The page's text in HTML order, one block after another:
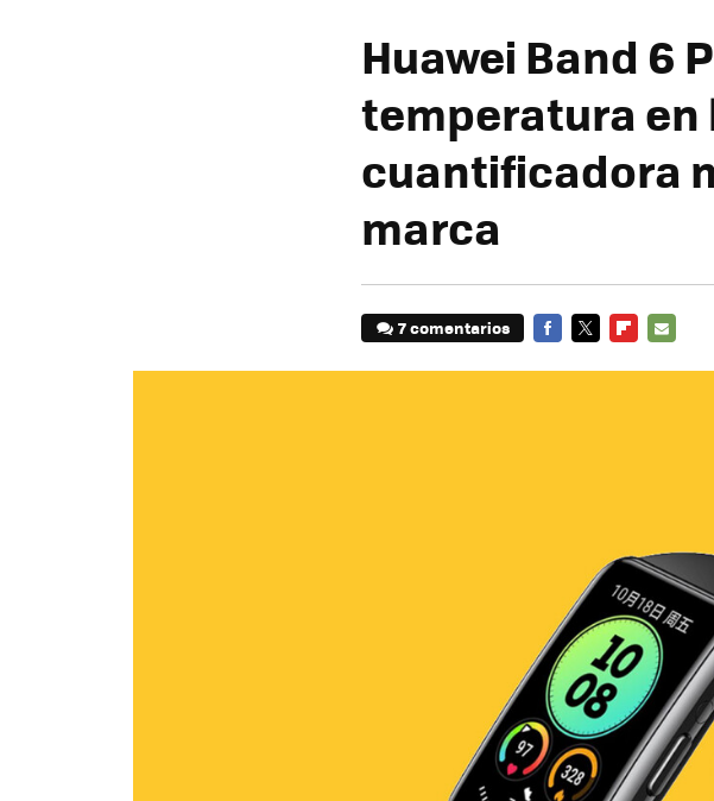
Huawei Band 6
temperatura en
cuantificadora
marca
7 comentarios